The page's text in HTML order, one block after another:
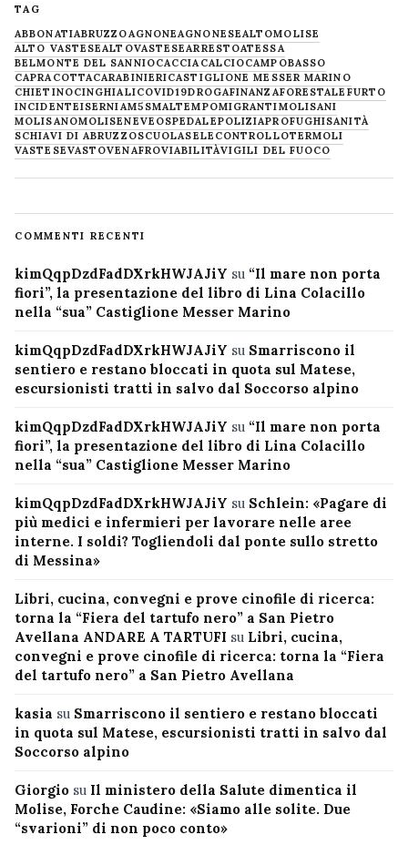
TAG
ABBONATIABRUZZOAGNONEAGNONESEALTOMOLISE
ALTO VASTESEALTOVASTESEARRESTOATESSA
BELMONTE DEL SANNIOCACCIACALCIOCAMPOBASSO
CAPRACOTTACARABINIERICASTIGLIONE MESSER MARINO
CHIETINOCINGHIALICOVID19DROGAFINANZAFORESTALE FURTO
INCIDENTEISERNIAM5SMALTEMPOMIGRANTIMOLISANI
MOLISANOMOLISENEVE OSPEDALEPOLIZIAPROFUGHISANITÀ
SCHIAVI DI ABRUZZOSCUOLASELECONTROLLOTERMOLI
VASTESEVASTOVENAFROVIABILITÀVIGILI DEL FUOCO
COMMENTI RECENTI
kimQqpDzdFadDXrkHWJAJiY su “Il mare non porta
fiori”, la presentazione del libro di Lina Colacillo
nella “sua” Castiglione Messer Marino
kimQqpDzdFadDXrkHWJAJiY su Smarriscono il
sentiero e restano bloccati in quota sul Matese,
escursionisti tratti in salvo dal Soccorso alpino
kimQqpDzdFadDXrkHWJAJiY su “Il mare non porta
fiori”, la presentazione del libro di Lina Colacillo
nella “sua” Castiglione Messer Marino
kimQqpDzdFadDXrkHWJAJiY su Schlein: «Pagare di
più medici e infermieri per lavorare nelle aree
interne. I soldi? Togliendoli dal ponte sullo stretto
di Messina»
Libri, cucina, convegni e prove cinofile di ricerca:
torna la “Fiera del tartufo nero” a San Pietro
Avellana ANDARE A TARTUFI su Libri, cucina,
convegni e prove cinofile di ricerca: torna la “Fiera
del tartufo nero” a San Pietro Avellana
kasia su Smarriscono il sentiero e restano bloccati
in quota sul Matese, escursionisti tratti in salvo dal
Soccorso alpino
Giorgio su Il ministero della Salute dimentica il
Molise, Forche Caudine: «Siamo alle solite. Due
“svarioni” di non poco conto»